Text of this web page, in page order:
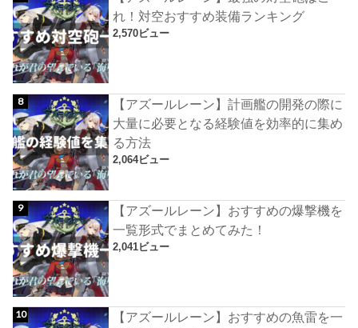
れ！対空おすすめ装備ランキング
2,570ビュー
【アズールレーン】計画艦の開発の際に
大量に必要となる経験値を効率的に集め
る方法
2,064ビュー
【アズールレーン】おすすめの爆撃機を
一覧形式でまとめてみた！
2,041ビュー
【アズールレーン】おすすめの魚雷を一